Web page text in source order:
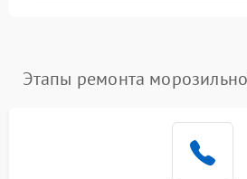
Этапы ремонта